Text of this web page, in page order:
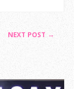
NEXT POST →